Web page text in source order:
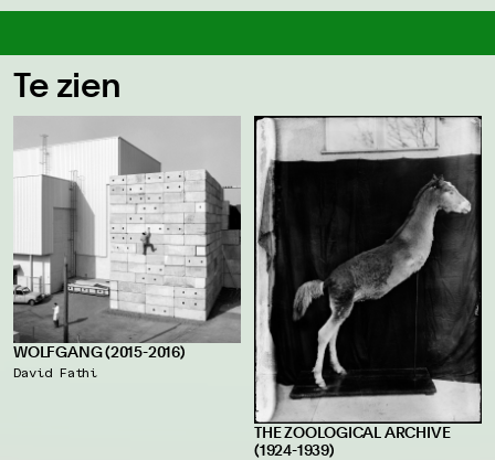
Te zien
WOLFGANG (2015-2016)
David Fathi
THE ZOOLOGICAL ARCHIVE
(1924-1939)